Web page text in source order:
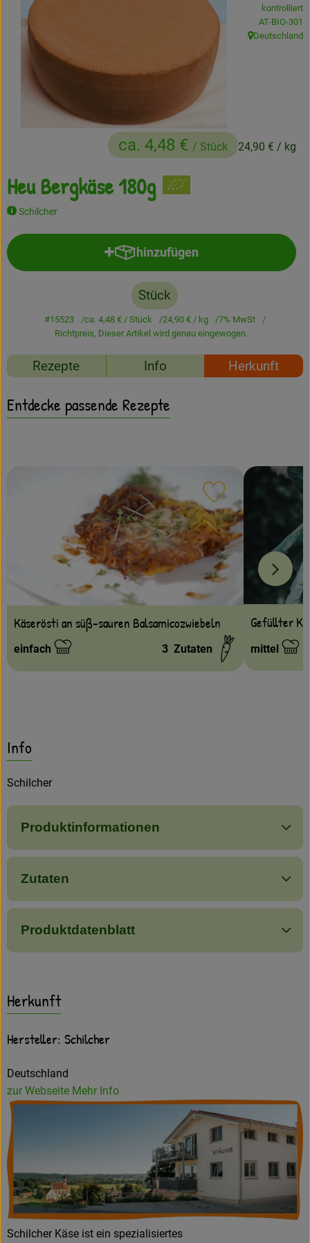
Frisches
Angebote
Getränke
Amperhof-Blog
Über uns
Heu Bergkäse 180g
Schilcher
ca. 4,48 € / Stück 24,90 € / kg
kontrolliert
,AT-BIO-301
, Herkunft:
Deutschland
hinzufügen
Produkt zum Warenkorb
Stück
#15523 ca. 4,48 € / Stück 24,90 € / kg
7% MwSt
Richtpreis, Dieser Artikel wird genau eingewogen.
Rezepte Info Herkunft
Entdecke passende Rezepte
Käserösti an süß-sauren Balsamicozwiebeln
Schwierigkeit:
einfach 3 Zutaten
Rezept zu
Gefüllter
mittel
Info
Schilcher
Produktinformationen
Zutaten
Produktdatenblatt
Herkunft
Hersteller: Schilcher
Deutschland
zur Webseite Mehr Info
Schilcher Käse ist ein spezialisiertes